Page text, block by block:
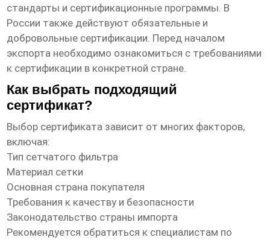
стандарты и сертификационные программы. В
России также действуют обязательные и
добровольные сертификации. Перед началом
экспорта необходимо ознакомиться с требованиями
к сертификации в конкретной стране.
Как выбрать подходящий
сертификат?
Выбор сертификата зависит от многих факторов,
включая:
Тип сетчатого фильтра
Материал сетки
Основная страна покупателя
Требования к качеству и безопасности
Законодательство страны импорта
Рекомендуется обратиться к специалистам по